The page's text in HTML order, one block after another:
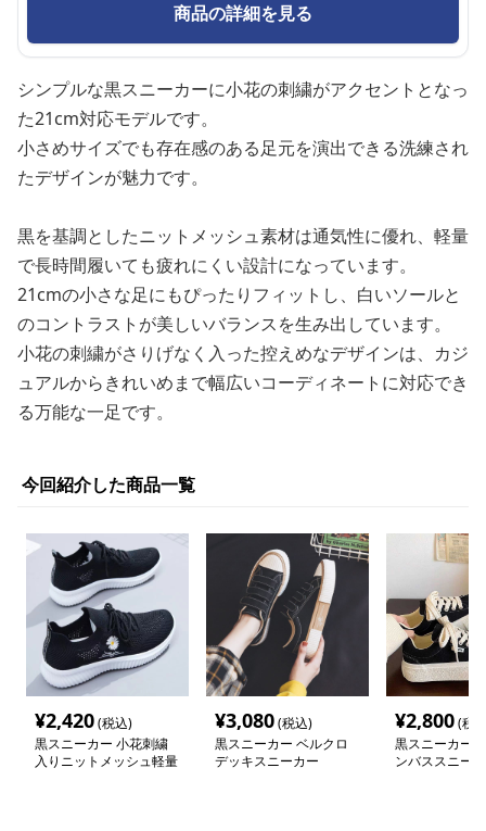
商品の詳細を見る
シンプルな黒スニーカーに小花の刺繍がアクセントとなっ
た21cm対応モデルです。
小さめサイズでも存在感のある足元を演出できる洗練され
たデザインが魅力です。
黒を基調としたニットメッシュ素材は通気性に優れ、軽量
で長時間履いても疲れにくい設計になっています。
21cmの小さな足にもぴったりフィットし、白いソールと
のコントラストが美しいバランスを生み出しています。
小花の刺繍がさりげなく入った控えめなデザインは、カジ
ュアルからきれいめまで幅広いコーディネートに対応でき
る万能な一足です。
今回紹介した商品一覧
¥2,420(税込)
黒スニーカー 小花刺繍
入りニットメッシュ軽量
¥3,080(税込)
黒スニーカー ベルクロ
デッキスニーカー
¥2,800(税
黒スニーカー
ンバススニー